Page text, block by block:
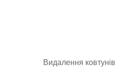
Видалення ковтунів